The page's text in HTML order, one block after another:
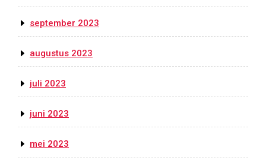
september 2023
augustus 2023
juli 2023
juni 2023
mei 2023